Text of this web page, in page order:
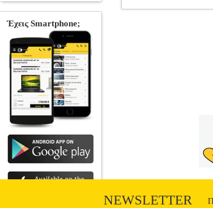
Υπόλοιπα
NEWSLETTER